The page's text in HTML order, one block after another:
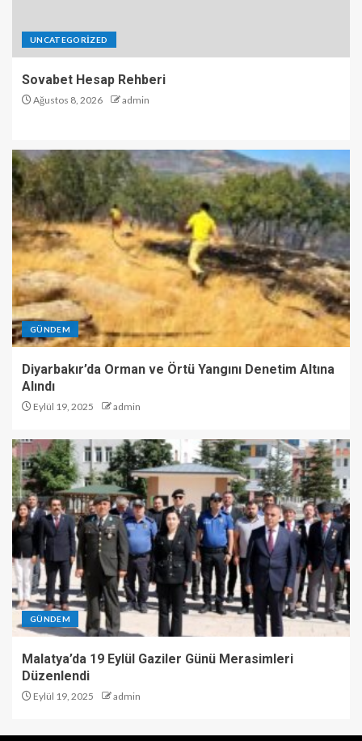
UNCATEGORIZED
Sovabet Hesap Rehberi
Ağustos 8, 2026 admin
GÜNDEM
Diyarbakır’da Orman ve Örtü Yangını Denetim Altına
Alındı
Eylül 19, 2025 admin
GÜNDEM
Malatya’da 19 Eylül Gaziler Günü Merasimleri
Düzenlendi
Eylül 19, 2025 admin